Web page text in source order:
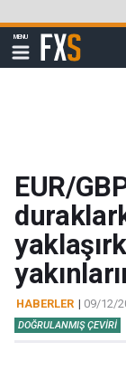
to
main
content
MENU
Show
navigation
FXStreet
EUR/
HABERLER | 09/12/
DOĞRULANMIŞ ÇEVIRI